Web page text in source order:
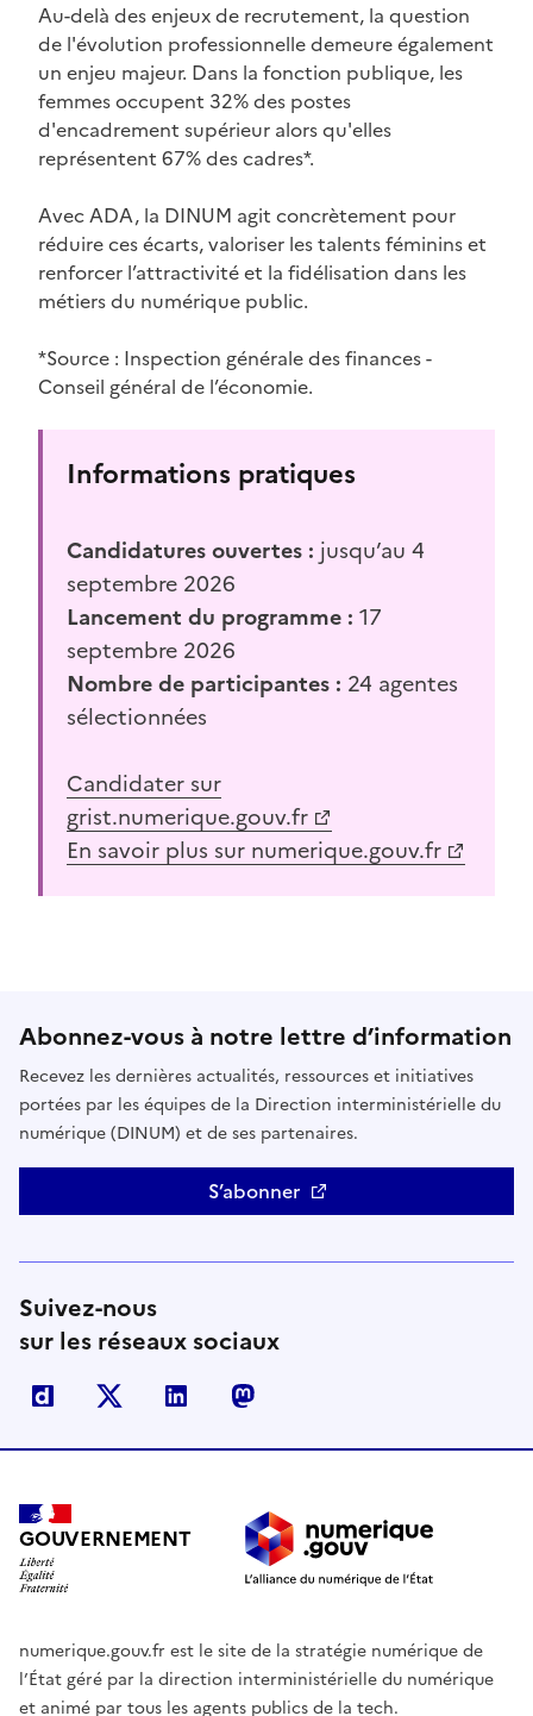
Au-delà des enjeux de recrutement, la question
de l'évolution professionnelle demeure également
un enjeu majeur. Dans la fonction publique, les
femmes occupent 32% des postes
d'encadrement supérieur alors qu'elles
représentent 67% des cadres*.
Avec ADA, la DINUM agit concrètement pour
réduire ces écarts, valoriser les talents féminins et
renforcer l’attractivité et la fidélisation dans les
métiers du numérique public.
*Source : Inspection générale des finances -
Conseil général de l’économie.
Informations pratiques
Candidatures ouvertes : jusqu’au 4
septembre 2026
Lancement du programme : 17
septembre 2026
Nombre de participantes : 24 agentes
sélectionnées
(Ouvre une nouvelle fenêtre)
Candidater sur
grist.numerique.gouv.fr
(Ouvre une nouvelle fenêtre)
En savoir plus sur numerique.gouv.fr
Abonnez-vous à notre lettre d’information
Recevez les dernières actualités, ressources et initiatives
portées par les équipes de la Direction interministérielle du
numérique (DINUM) et de ses partenaires.
S’abonner
Suivez-nous
sur les réseaux sociaux
Dailymotion Linkedin
GOUVERNEMENT
numerique.gouv.fr est le site de la stratégie numérique de
l’État géré par la direction interministérielle du numérique
et animé par tous les agents publics de la tech.